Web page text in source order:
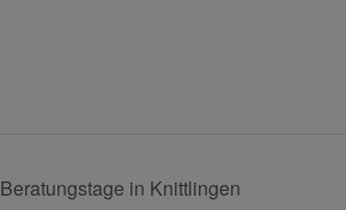
Beratungstage in Knittlingen